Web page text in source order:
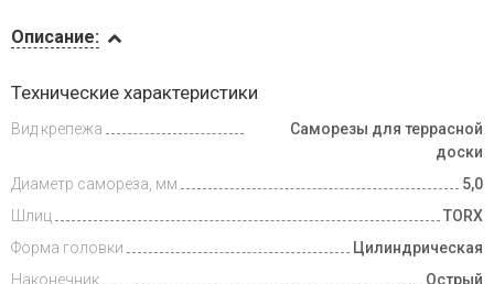
и оплата
Описание:
Технические характеристики
Вид крепежа
Саморезы для террасной
доски
Диаметр самореза, мм
5,0
Шлиц
TORX
Форма головки
Цилиндрическая
Наконечник
Острый